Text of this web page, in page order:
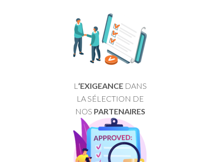
L ‘EXIGEANCEDANS
LA SÉLECTION DE
NOS PARTENAIRES